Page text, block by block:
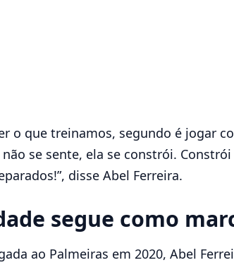
o que treinamos, segundo é jogar
não se sente, ela se constrói.
disse Abel Ferreira.
segue como
ao Palmeiras em 2020, Abel